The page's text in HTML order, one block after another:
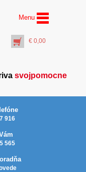
Menu
€ 0,00
svojpomocne
916
565
vytlačovacia na
310 ml